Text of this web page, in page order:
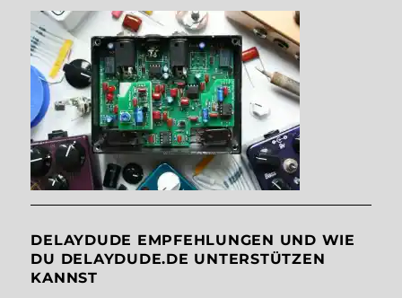
DELAYDUDE EMPFEHLUNGEN UND WIE
DU DELAYDUDE.DE UNTERSTÜTZEN
KANNST